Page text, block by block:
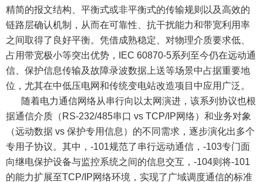
精简的报文结构、平衡式或非平衡式的传输规则以及高效的
链路层确认机制，从而在可靠性、抗干扰能力和带宽利用率
之间取得了良好平衡。凭借成熟稳定、对物理介质要求低、
占用带宽极小等突出优势，IEC 60870-5系列至今仍在远动通
信、保护信息传输及故障录波数据上送等场景中占据重要地
位，尤其在中低压电网和传统变电站改造项目中应用广泛。
随着电力通信网络从串行向以太网演进，该系列协议也根
据通信介质（RS-232/485串口 vs TCP/IP网络）和业务对象
（远动数据 vs 保护专用信息）的不同需求，逐步演化出多个
专用子协议。其中，-101规范了串行远动通信，-103专门面
向继电保护设备与监控系统之间的信息交互，-104则将-101
的能力扩展至TCP/IP网络环境，实现了广域调度通信的标准